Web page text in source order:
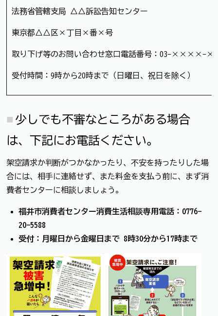
法務省管轄支局 △△訴訟告知センター
東京都△△区×丁目×番×号
取り下げ等のお問い合わせ窓口電話番号：03-
受付時間：9時から20時まで（日曜日、祝日を除く）
少しでも不審なところがある場合
は、下記にお電話ください。
架空請求か判断がつかなかったり、不安を持ったりした場
合には、相手に連絡せず、また料金を支払う前に、まず消
費者センターに相談しましょう。
福井市消費者センター消費生活相談専用電話：0776-
20-5588
受付：月曜日から金曜日まで 8時30分から17時まで